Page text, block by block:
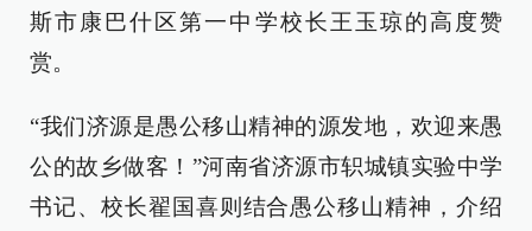
斯市康巴什区第一中学校长王玉琼的高度赞
赏。
“我们济源是愚公移山精神的源发地，欢迎来愚
公的故乡做客！”河南省济源市轵城镇实验中学
书记、校长翟国喜则结合愚公移山精神，介绍